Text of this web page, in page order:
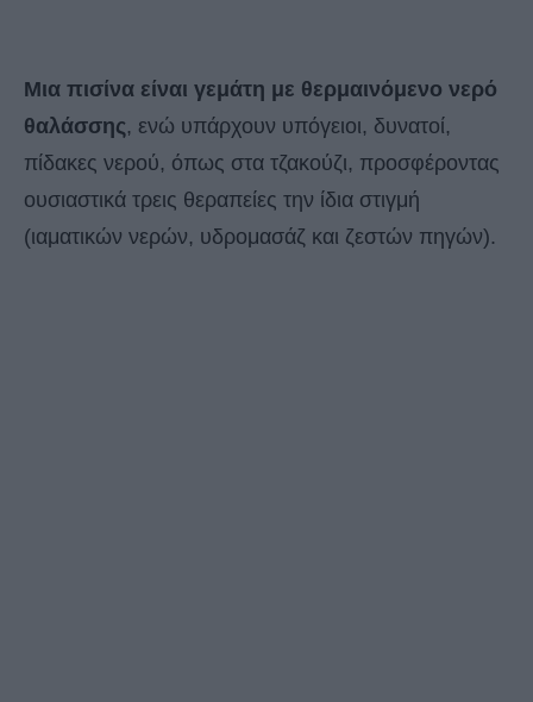
Μια πισίνα είναι γεμάτη με θερμαινόμενο νερό
θαλάσσης, ενώ υπάρχουν υπόγειοι, δυνατοί,
πίδακες νερού, όπως στα τζακούζι, προσφέροντας
ουσιαστικά τρεις θεραπείες την ίδια στιγμή
(ιαματικών νερών, υδρομασάζ και ζεστών πηγών).